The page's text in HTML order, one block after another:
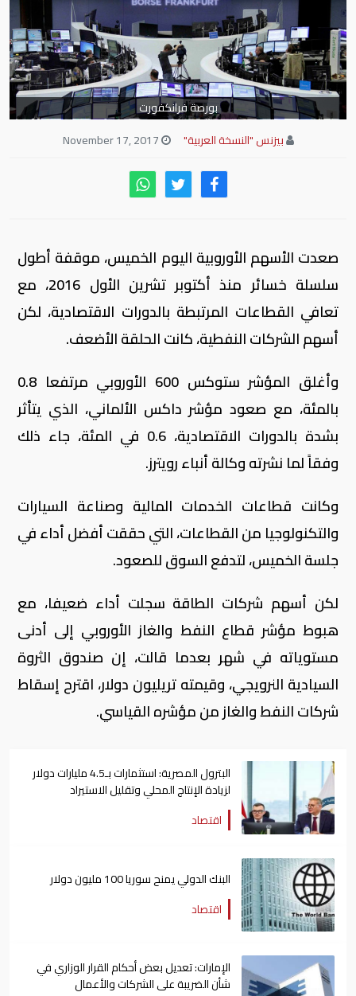
بورصة فرانكفورت
بيزنس "النسخة العربية"
صعدت الأسهم الأوروبية اليوم الخميس، موقفة أطول
سلسلة خسائر منذ أكتوبر تشرين الأول 2016، مع
تعافي القطاعات المرتبطة بالدورات الاقتصادية، لكن
أسهم الشركات النفطية، كانت الحلقة الأضعف.
وأغلق المؤشر ستوكس 600 الأوروبي مرتفعا 0.8
بالمئة، مع صعود مؤشر داكس الألماني، الذي يتأثر
بشدة بالدورات الاقتصادية، 0.6 في المئة، جاء ذلك
وفقاً لما نشرته وكالة أنباء رويترز.
وكانت قطاعات الخدمات المالية وصناعة السيارات
والتكنولوجيا من القطاعات، التي حققت أفضل أداء في
جلسة الخميس، لتدفع السوق للصعود.
لكن أسهم شركات الطاقة سجلت أداء ضعيفا، مع
هبوط مؤشر قطاع النفط والغاز الأوروبي إلى أدنى
مستوياته في شهر بعدما قالت، إن صندوق الثروة
السيادية النرويجي، وقيمته تريليون دولار، اقترح إسقاط
شركات النفط والغاز من مؤشره القياسي.
البترول المصرية: استثمارات بـ4.5 مليارات دولار
لزيادة الإنتاج المحلي وتقليل الاستيراد
اقتصاد
البنك الدولي يمنح سوريا 100 مليون دولار
اقتصاد
الإمارات: تعديل بعض أحكام القرار الوزاري في
شأن الضريبة على الشركات والأعمال